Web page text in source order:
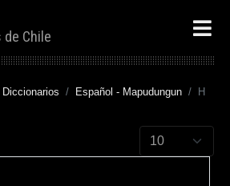
de Chile
Diccionarios Español - Mapudungun H
Cantidad a